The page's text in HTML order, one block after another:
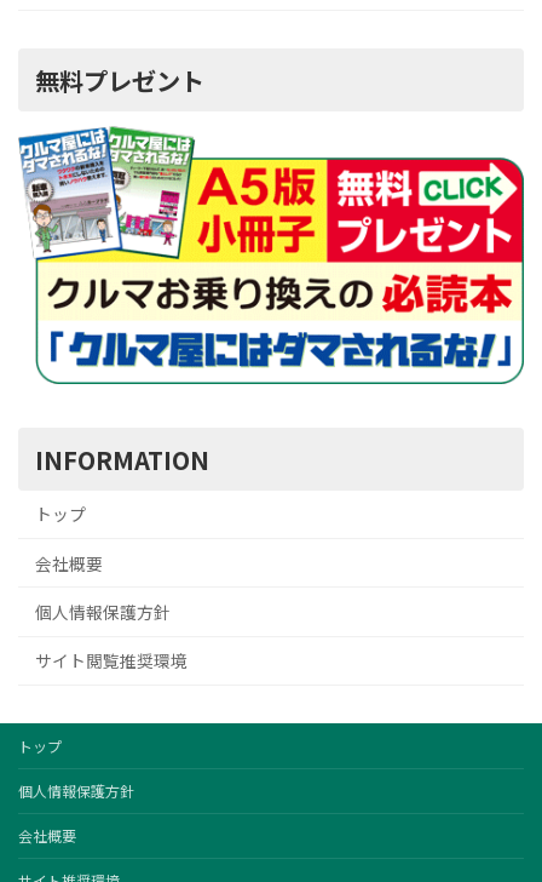
無料プレゼント
INFORMATION
トップ
会社概要
個人情報保護方針
サイト閲覧推奨環境
トップ
個人情報保護方針
会社概要